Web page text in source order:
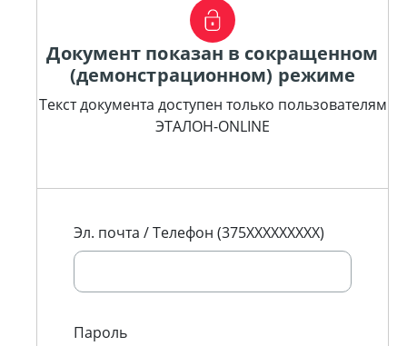
Документ показан в сокращенном
(демонстрационном) режиме
Текст документа доступен только пользователям
ЭТАЛОН-ONLINE
Эл. почта / Телефон (375XXXXXXXXX)
Пароль